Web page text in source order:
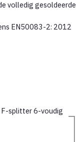
volledig gesoldeerde
EN50083-2: 2012
splitter 6-voudig